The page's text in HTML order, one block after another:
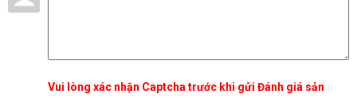
Vui lòng xác nhận Captcha trước khi gửi Đánh giá sản